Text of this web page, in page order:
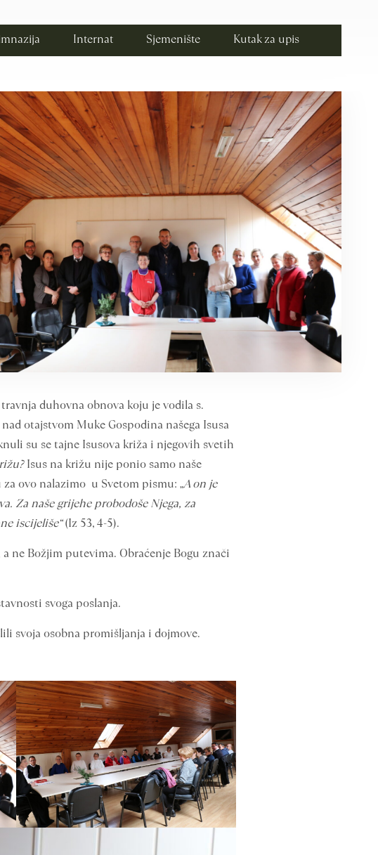
Internat Sjemenište Kutak za upis
duhovna obnova koju je vodila s.
otajstvom Muke Gospodina našega Isusa
su se tajne Isusova križa i njegovih svetih
Isus na križu nije ponio samo naše
ovo nalazimo u Svetom pismu: „A on je
Za naše grijehe probodoše Njega, za
iscijeliše“(Iz 53, 4-5).
ne Božjim putevima. Obraćenje Bogu znači
svoga poslanja.
svoja osobna promišljanja i dojmove.